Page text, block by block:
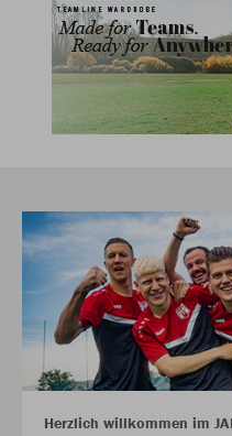
Herzlich willkommen im